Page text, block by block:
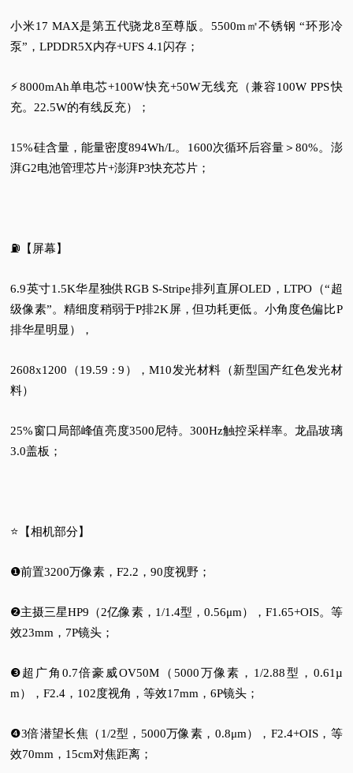
小米17 MAX是第五代骁龙8至尊版。5500m㎡不锈钢 “环形冷
泵”，LPDDR5X内存+UFS 4.1闪存；
⚡8000mAh单电芯+100W快充+50W无线充（兼容100W PPS快
充。22.5W的有线反充）；
15%硅含量，能量密度894Wh/L。1600次循环后容量＞80%。澎
湃G2电池管理芯片+澎湃P3快充芯片；
⛽【屏幕】
6.9英寸1.5K华星独供RGB S-Stripe排列直屏OLED，LTPO（“超
级像素”。精细度稍弱于P排2K屏，但功耗更低。小角度色偏比P
排华星明显），
2608x1200（19.59 : 9），M10发光材料（新型国产红色发光材
料）
25%窗口局部峰值亮度3500尼特。300Hz触控采样率。龙晶玻璃
3.0盖板；
⭐【相机部分】
❶前置3200万像素，F2.2，90度视野；
❷主摄三星HP9（2亿像素，1/1.4型，0.56μm），F1.65+OIS。等
效23mm，7P镜头；
❸超广角0.7倍豪威OV50M（5000万像素，1/2.88型，0.61µ
m），F2.4，102度视角，等效17mm，6P镜头；
❹3倍潜望长焦（1/2型，5000万像素，0.8μm），F2.4+OIS，等
效70mm，15cm对焦距离；